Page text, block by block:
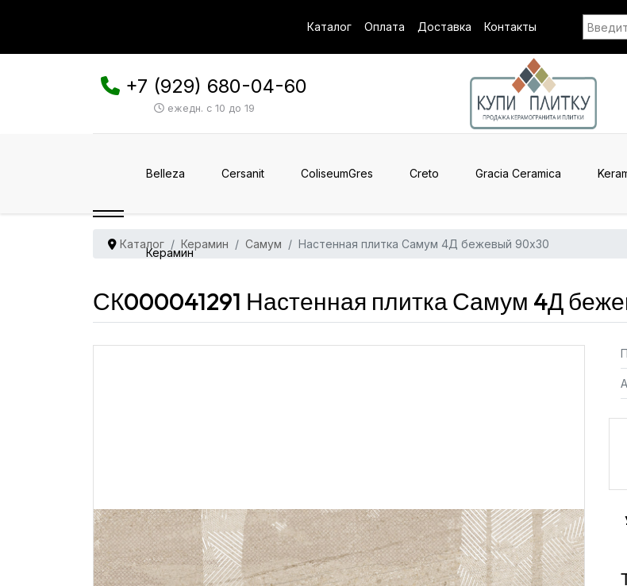
Каталог Оплата Доставка Контакты
+7 (929) 680-04-60
ежедн. с 10 до 19
Belleza Cersanit ColiseumGres Creto Gracia Ceramica
Керамин
Каталог Керамин Самум Настенная плитка Самум 4Д бежевый 90x30
СК000041291 Настенная плитка Самум 4Д